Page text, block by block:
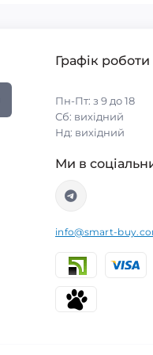
Графік роботи
Пн-Пт: з 9 до 18
Сб: вихідний
Нд: вихідний
Ми в
info@smart-